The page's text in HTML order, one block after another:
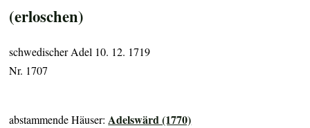
(erloschen)
schwedischer Adel 10. 12. 1719
Nr. 1707
abstammende Häuser: Adelswärd (1770)